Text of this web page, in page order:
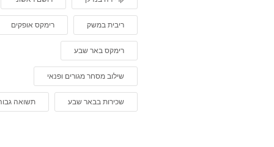
ריבית במשק רימקס אופקים
רימקס באר שבע
שילוב מסחר מגורים ופנאי
שכירות בבאר שבע תשואה